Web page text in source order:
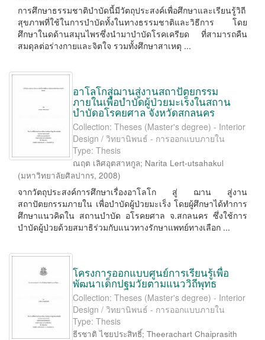
การศึกษาธรรมชาติบำบัดนี้มีวัตถุประสงค์เพื่อศึกษาและเรียนรู้วิถี
สุขภาพที่ใช้ในการบำบัดทั้งในทางธรรมชาติและวิธีการ โดย
ศึกษาในดด้านสมุนไพรซึ่งนำมาบำบัดโรคเครียด ที่สามารถคืน
สมดุลต่อร่างกายและจิตใจ รวมทั้งศึกษาสาเหตุ ...
อาโลโกสู่ฌานสู่งานสถาปัตยกรรม
ภายในเพื่อบำบัดผู้ป่วยมะเร็งในสถาน
บำบัดอโรคยศาล จังหวัดสกลนคร
Collection: Theses (Master's degree) - Interior
Design / วิทยานิพนธ์ - การออกแบบภายใน
Type: Thesis
ณฤต เลิศอุตสาหกูล; Narita Lert-utsahakul
(มหาวิทยาลัยศิลปากร, 2008)
จากวัตถุประสงค์การศึกษาเรื่องอาโลโก สู่ ฌาน สู่งาน
สถาปัตยกรรมภายใน เพื่อบำบัดผู้ป่วยมะเร็ง โดยผู้ศึกษาได้ทำการ
ศึกษาแนวคิดใน สถานบำบัด อโรคยศาล จ.สกลนคร ซึ่งใช้การ
บำบัดผู้ป่วยด้วยสมาธิร่วมกับแนวทางรักษาแพทย์ทางเลือก ...
โครงการออกแบบศูนย์การเรียนรู้เพื่อ
พัฒนาเด็กปฐมวัยตามแนววิถีพุทธ
Collection: Theses (Master's degree) - Interior
Design / วิทยานิพนธ์ - การออกแบบภายใน
Type: Thesis
ธีรชาติ ไชยประสิทธิ์; Theerachart Chaiprasith